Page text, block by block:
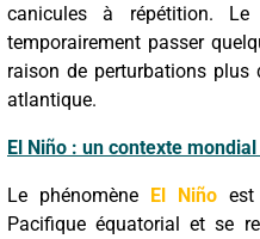
canicules à répétition.
temporairement passer
raison de perturbations plus
atlantique.
El Niño : un contexte
Le phénomène El Niño
Pacifique équatorial et se